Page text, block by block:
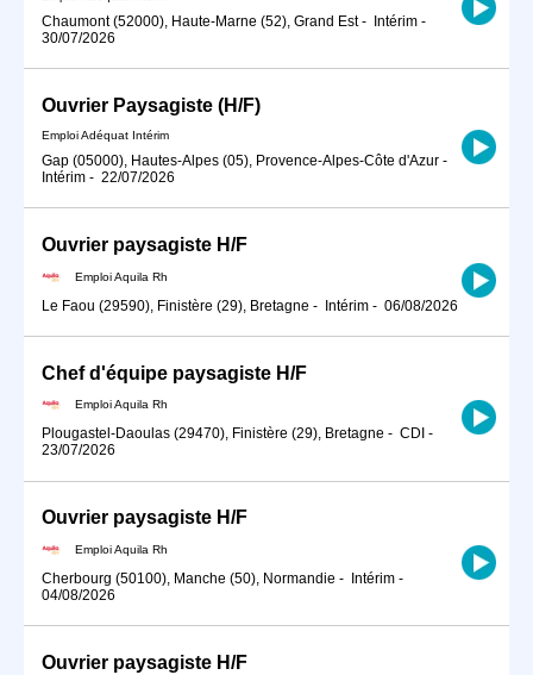
Chaumont (52000), Haute-Marne (52), Grand Est- Intérim -
30/07/2026
Ouvrier Paysagiste (H/F)
Emploi Adéquat Intérim
Gap (05000), Hautes-Alpes (05), Provence-Alpes-Côte d'Azur -
Intérim - 22/07/2026
Ouvrier paysagiste H/F
Emploi Aquila Rh
Le Faou (29590), Finistère (29), Bretagne - Intérim - 06/08/2026
Chef d'équipe paysagiste H/F
Emploi Aquila Rh
Plougastel-Daoulas (29470), Finistère (29), Bretagne - CDI -
23/07/2026
Ouvrier paysagiste H/F
Emploi Aquila Rh
Cherbourg (50100), Manche (50), Normandie - Intérim -
04/08/2026
Ouvrier paysagiste H/F